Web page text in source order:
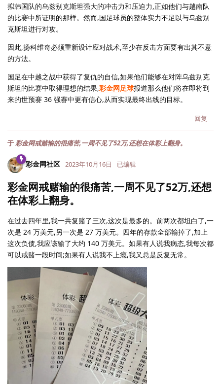
拟韩国队的乌兹别克斯坦强大的冲击力和压迫力,正如他们与越南队
的比赛中所证明的那样。然而,国足球员的整体实力不足以与乌兹别
克斯坦进行对攻。
因此,扬科维奇必须重新设计应对战术,至少在反击方面要有出其不意
的方法。
国足在中越之战中获得了复仇的自信,如果他们能够在对阵乌兹别克
斯坦的比赛中取得理想的结果,彩金网足球报道那么他们将在即将到
来的世预赛 36 强赛中更有信心,从而实现最终出线的目标。
回复
于 彩金网戒赌输的很痛苦,一周不见了52万,还想在体彩上翻身。
彩金网社区 2023年10月16日 已编辑
彩金网戒赌输的很痛苦,一周不见了52万,还想
在体彩上翻身。
在过去四年里,我一共复赌了三次,这次是最多的。前两次都坦白了,一
次是 24 万美元,另一次是 27 万美元。四年的存款全部输掉了,加上
这次负债,我应该输了大约 140 万美元。如果有人说我病态,我每次都
可以戒赌一段时间;如果有人说我不上瘾,我又总是反复无常。